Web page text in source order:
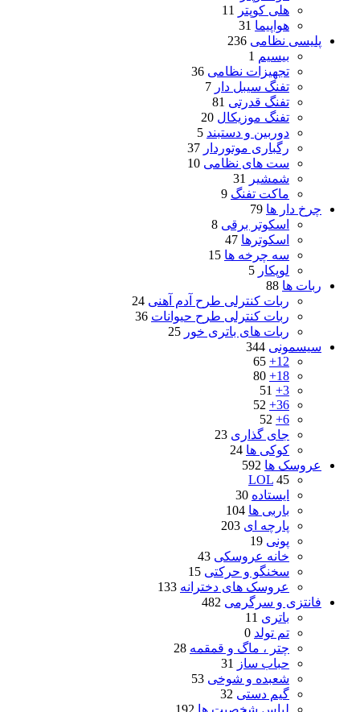
هلی کوپتر
11
هواپیما 31
پلیسی نظامی 236
بیسیم 1
تجهیزات نظامی 36
تفنگ سیبل دار 7
تفنگ قدرتی 81
تفنگ موزیکال 20
دوربین و دستبند 5
رگباری موتوردار 37
ست های نظامی 10
شمشیر
31
ماکت تفنگ 9
چرخ دار ها 79
اسکوتر برقی 8
اسکوترها 47
سه چرخه ها 15
لوپکار 5
ربات ها 88
ربات کنترلی طرح آدم آهنی 24
ربات کنترلی طرح حیوانات 36
ربات های باتری خور 25
سیسمونی 344
12+
65
18+
80
3+
51
36+
52
6+
52
جای گذاری 23
کوکی ها 24
عروسک ها 592
LOL 45
ایستاده 30
باربی ها 104
پارچه ای 203
پونی 19
خانه عروسکی 43
سخنگو و حرکتی 15
عروسک های دخترانه 133
فانتزی و سرگرمی 482
باتری 11
تم تولد 0
چتر ، ماگ و قمقمه 28
حباب ساز
31
شعبده و شوخی 53
گیم دستی 32
لباس شخصیت ها
192